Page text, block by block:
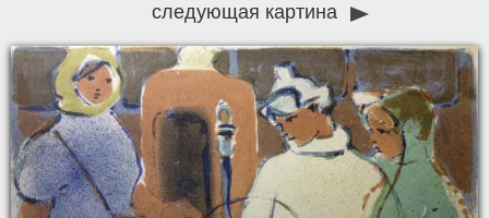
следующая картина